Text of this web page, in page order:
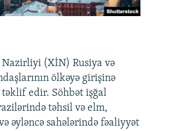
(XİN) Rusiya və
ölkəyə girişinə
təklif edir. Söhbət işğal
təhsil və elm,
əyləncə sahələrində fəaliyyət